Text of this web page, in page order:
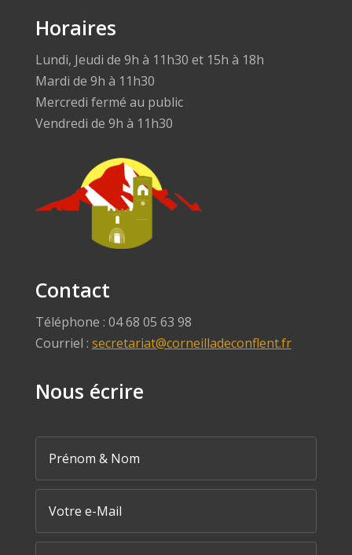
Horaires
Lundi, Jeudi de 9h à 11h30 et 15h à 18h
Mardi de 9h à 11h30
Mercredi fermé au public
Vendredi de 9h à 11h30
Contact
Téléphone : 04 68 05 63 98
Courriel : secretariat@corneilladeconflent.fr
Nous écrire